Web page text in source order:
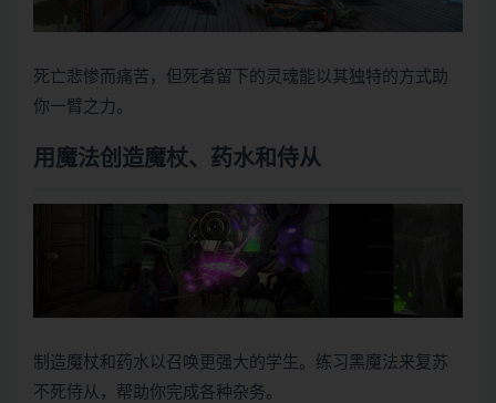
死亡悲惨而痛苦，但死者留下的灵魂能以其独特的方式助
你一臂之力。
用魔法创造魔杖、药水和侍从
制造魔杖和药水以召唤更强大的学生。练习黑魔法来复苏
不死侍从，帮助你完成各种杂务。